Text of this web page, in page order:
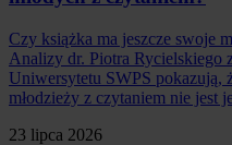
Czy książka ma jeszcze swoje
Analizy dr. Piotra Rycielskiego
Uniwersytetu SWPS pokazują,
młodzieży z czytaniem nie jest
23 lipca 2026